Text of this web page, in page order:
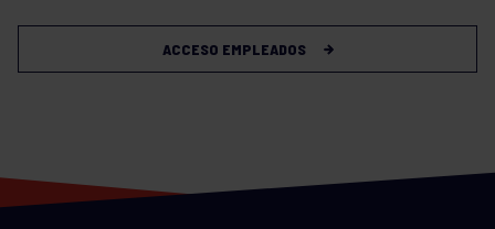
ACCESO EMPLEADOS